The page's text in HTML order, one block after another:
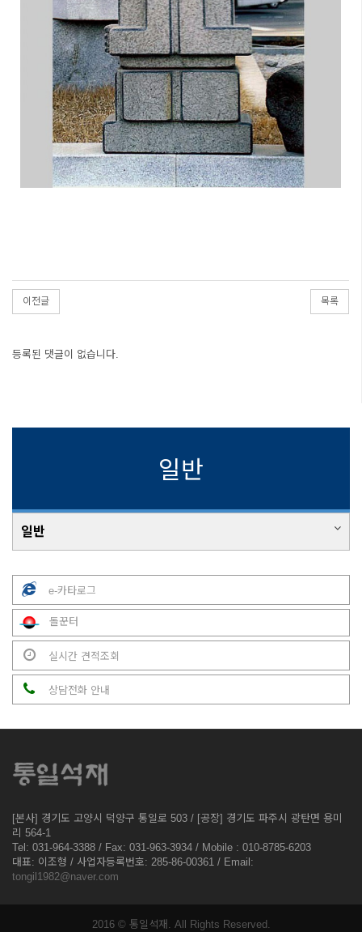
이전글 목록
등록된 댓글이 없습니다.
일반
일반
e-카타로그
돌꾼터
실시간 견적조회
상담전화 안내
[본사] 경기도 고양시 덕양구 통일로 503 / [공장] 경기도 파주시 광탄면 용미
리 564-1
Tel: 031-964-3388 / Fax: 031-963-3934 / Mobile : 010-8785-6203
대표: 이조형 / 사업자등록번호: 285-86-00361 / Email:
tongil1982@naver.com
2016 © 통일석재. All Rights Reserved.